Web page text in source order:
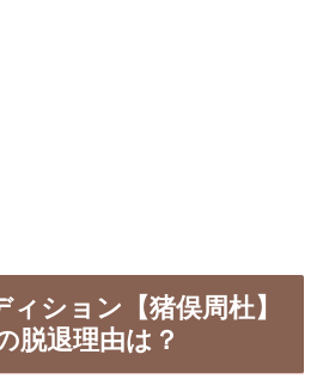
ション【猪俣周杜】
脱退理由は？